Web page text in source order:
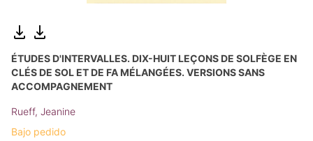
ÉTUDES D'INTERVALLES. DIX-HUIT LEÇONS DE SOLFÈGE EN
CLÉS DE SOL ET DE FA MÉLANGÉES. VERSIONS SANS
ACCOMPAGNEMENT
Rueff, Jeanine
Bajo pedido